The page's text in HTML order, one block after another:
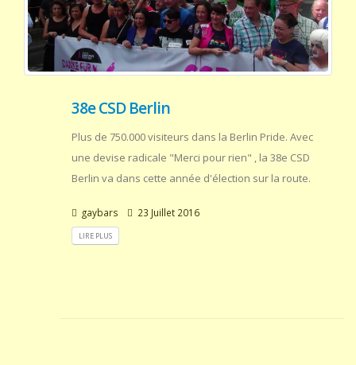
38e CSD Berlin
Plus de 750.000 visiteurs dans la Berlin Pride. Avec
une devise radicale "Merci pour rien" , la 38e CSD
Berlin va dans cette année d'élection sur la route.
gaybars 23 Juillet 2016
LIRE PLUS